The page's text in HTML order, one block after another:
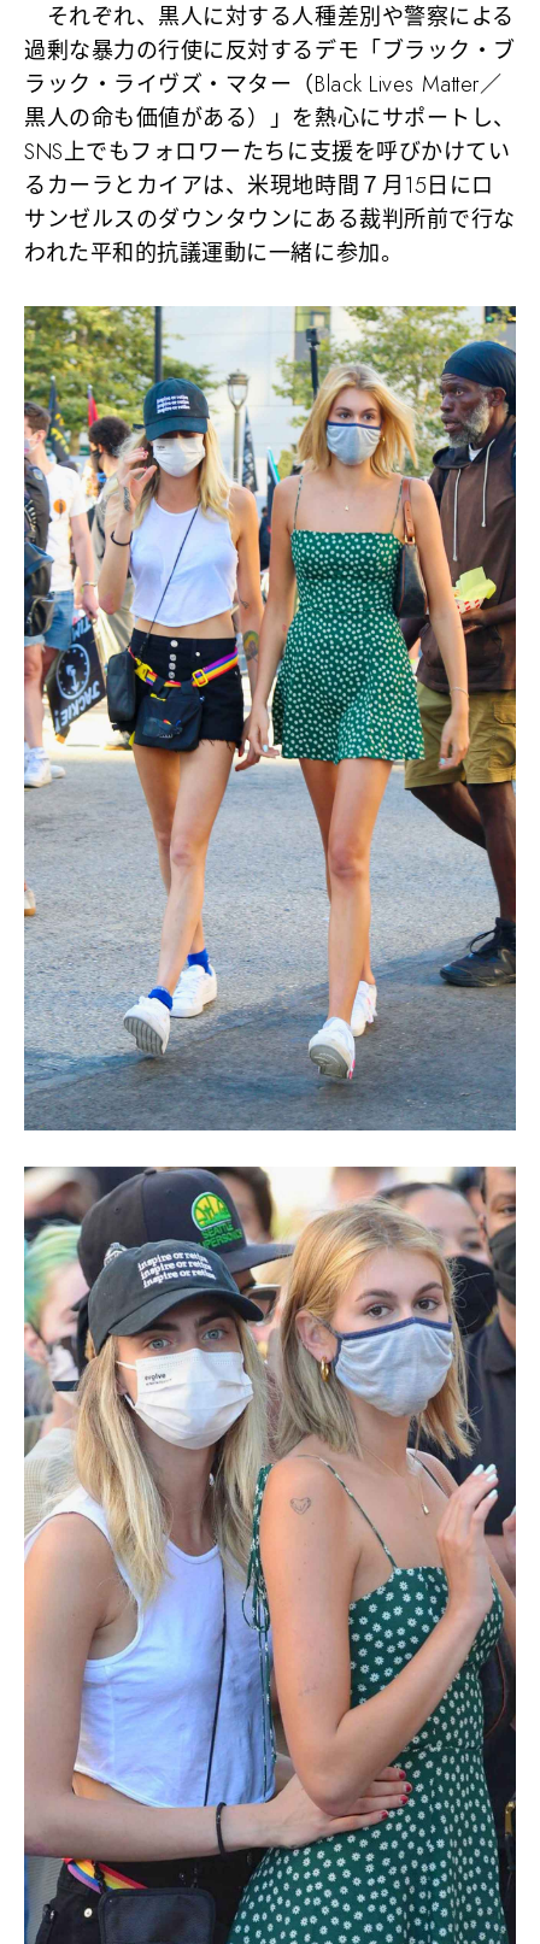
それぞれ、黒人に対する人種差別や警察による
過剰な暴力の行使に反対するデモ「ブラック・ブ
ラック・ライヴズ・マター（Black Lives Matter／
黒人の命も価値がある）」を熱心にサポートし、
SNS上でもフォロワーたちに支援を呼びかけてい
るカーラとカイアは、米現地時間７月15日にロ
サンゼルスのダウンタウンにある裁判所前で行な
われた平和的抗議運動に一緒に参加。